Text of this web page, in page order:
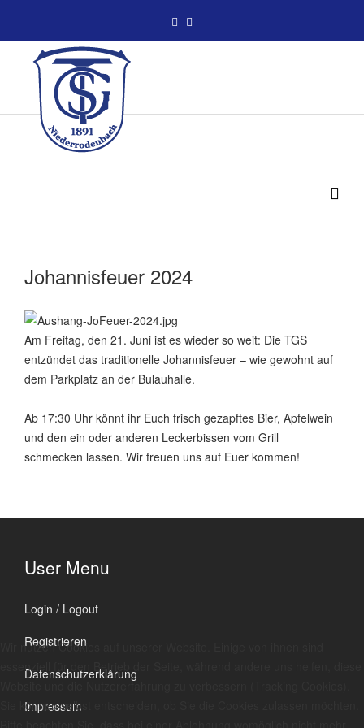
Johannisfeuer 2024
Am Freitag, den 21. Juni ist es wieder so weit: Die TGS
entzündet das traditionelle Johannisfeuer – wie gewohnt auf
dem Parkplatz an der Bulauhalle.
Ab 17:30 Uhr könnt ihr Euch frisch gezapftes Bier, Apfelwein
und den ein oder anderen Leckerbissen vom Grill
schmecken lassen. Wir freuen uns auf Euer kommen!
User Menu
Login / Logout
Registrieren
Datenschutzerklärung
Impressum
Wir nutzen Cookies auf unserer Website. Einige von ihnen sind
essenziell für den Betrieb der Seite, während andere uns helfen, diese
Website und die Nutzererfahrung zu verbessern (Tracking Cookies).
Sie können selbst entscheiden, ob Sie die Cookies zulassen möchten.